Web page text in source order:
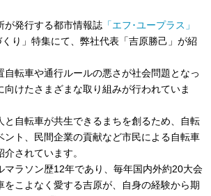
が発行する都市情報誌 「エフ･ユープラス」
り」特集にて、弊社代表「吉原勝己」が紹
自転車や通行ルールの悪さが社会問題となっ
向けたさまざまな取り組みが行われていま
と自転車が共生できるまちを創るため、自転
ント、民間企業の貢献など市民による自転車
されています。
マラソン歴12年であり、毎年国内外約20大会
をこよなく愛する吉原が、自身の経験から期